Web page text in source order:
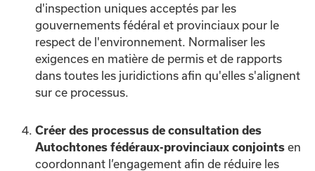
d'inspection uniques acceptés par les
gouvernements fédéral et provinciaux pour le
respect de l'environnement. Normaliser les
exigences en matière de permis et de rapports
dans toutes les juridictions afin qu'elles s'alignent
sur ce processus.
Créer des processus de consultation des
Autochtones fédéraux-provinciaux conjoints en
coordonnant l’engagement afin de réduire les